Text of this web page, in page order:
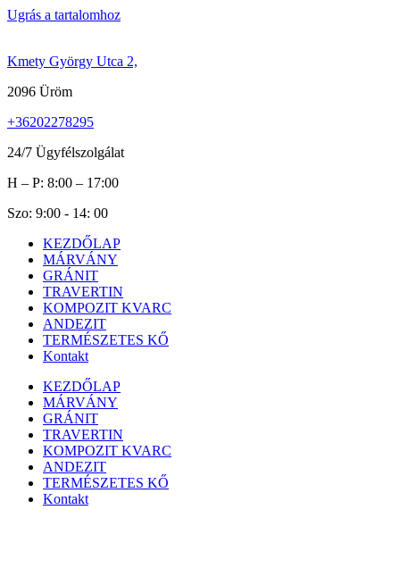
Ugrás a tartalomhoz
Kmety György Utca 2,
2096 Üröm
+36202278295
24/7 Ügyfélszolgálat
H – P: 8:00 – 17:00
Szo: 9:00 - 14: 00
KEZDŐLAP
MÁRVÁNY
GRÁNIT
TRAVERTIN
KOMPOZIT KVARC
ANDEZIT
TERMÉSZETES KŐ
Kontakt
KEZDŐLAP
MÁRVÁNY
GRÁNIT
TRAVERTIN
KOMPOZIT KVARC
ANDEZIT
TERMÉSZETES KŐ
Kontakt